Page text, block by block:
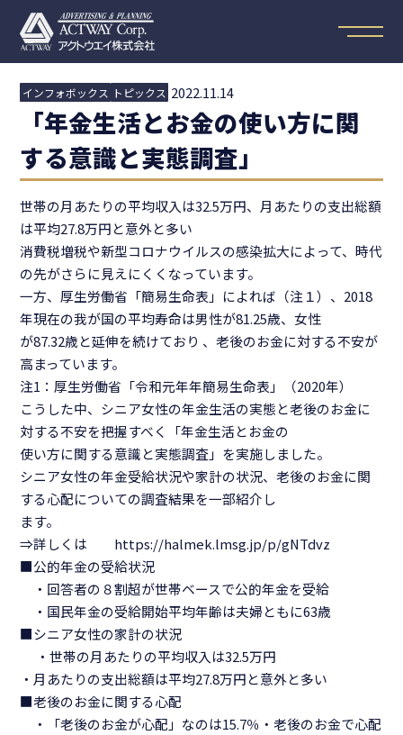
インフォボックス トピックス 2022.11.14
「年金生活とお金の使い方に関
する意識と実態調査」
世帯の月あたりの平均収入は32.5万円、月あたりの支出総額
は平均27.8万円と意外と多い
消費税増税や新型コロナウイルスの感染拡大によって、時代
の先がさらに見えにくくなっています。
一方、厚生労働省「簡易生命表」によれば（注１）、2018
年現在の我が国の平均寿命は男性が81.25歳、女性
が87.32歳と延伸を続けており 、老後のお金に対する不安が
高まっています。
注1：厚生労働省「令和元年年簡易生命表」（2020年）
こうした中、シニア女性の年金生活の実態と老後のお金に
対する不安を把握すべく「年金生活とお金の
使い方に関する意識と実態調査」を実施しました。
シニア女性の年金受給状況や家計の状況、老後のお金に関
する心配についての調査結果を一部紹介し
ます。
⇒詳しくは https://halmek.lmsg.jp/p/gNTdvz
■公的年金の受給状況
・回答者の８割超が世帯ベースで公的年金を受給
・国民年金の受給開始平均年齢は夫婦ともに63歳
■シニア女性の家計の状況
・世帯の月あたりの平均収入は32.5万円
・月あたりの支出総額は平均27.8万円と意外と多い
■老後のお金に関する心配
・「老後のお金が心配」なのは15.7％・老後のお金で心配